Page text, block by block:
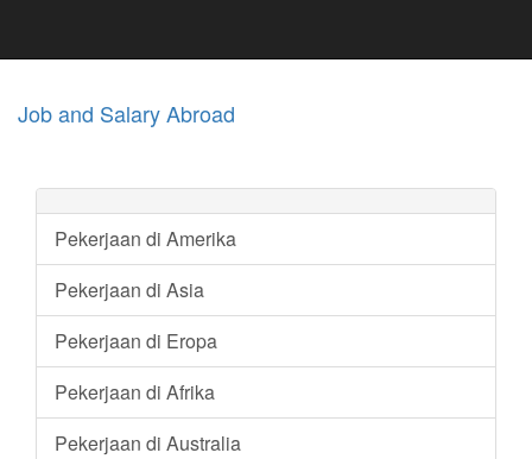
Job and Salary Abroad
Pekerjaan di Amerika
Pekerjaan di Asia
Pekerjaan di Eropa
Pekerjaan di Afrika
Pekerjaan di Australia